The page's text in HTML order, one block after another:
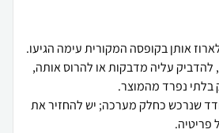
אותן בקופסה המקורית עימה הגיעו.
עליה מדבקות או להרוס אותה,
שנרכש כחלק מערכה; יש להחזיר את